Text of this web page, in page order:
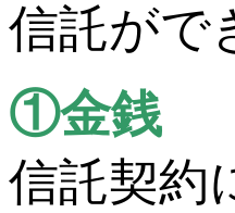
信託がで
①金銭
信託契約